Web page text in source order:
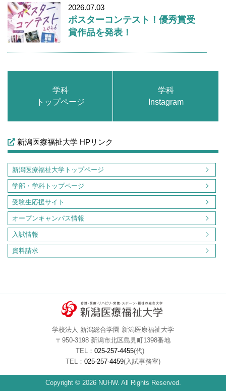
2026.07.03
ポスターコンテスト！優秀賞受
賞作品を発表！
学科
トップページ
学科
Instagram
新潟医療福祉大学 HPリンク
新潟医療福祉大学トップページ
学部・学科トップページ
受験生応援サイト
オープンキャンパス情報
入試情報
資料請求
学校法人 新潟総合学園 新潟医療福祉大学
〒950-3198 新潟市北区島見町1398番地
TEL： 025-257-4455(代)
TEL： 025-257-4459(入試事務室)
Copyright © 2026 NUHW. All Rights Reserved.